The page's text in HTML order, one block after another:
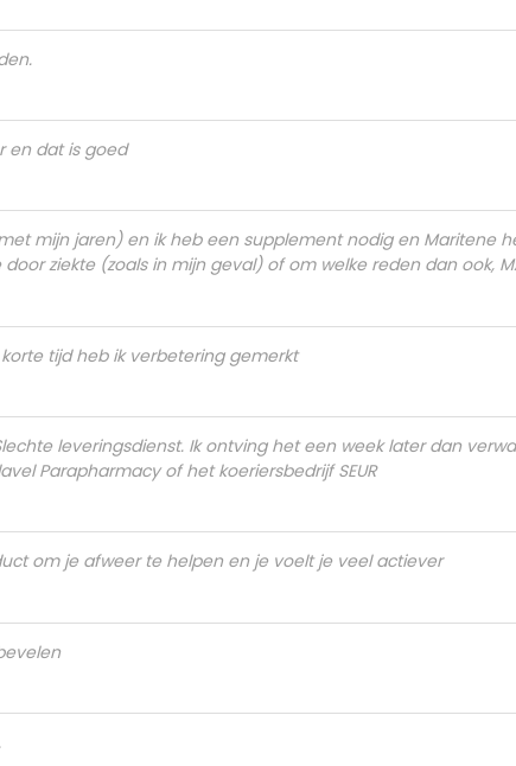
en dat is goed
mijn jaren) en ik heb een supplement nodig en Maritene
ziekte (zoals in mijn geval) of om welke reden dan ook,
tijd heb ik verbetering gemerkt
leveringsdienst. Ik ontving het een week later dan
Parapharmacy of het koeriersbedrijf SEUR
om je afweer te helpen en je voelt je veel actiever